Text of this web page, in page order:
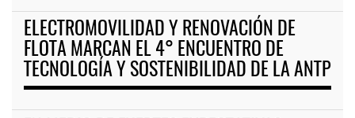
ELECTROMOVILIDAD Y RENOVACIÓN DE
FLOTA MARCAN EL 4° ENCUENTRO DE
TECNOLOGÍA Y SOSTENIBILIDAD DE LA ANTP